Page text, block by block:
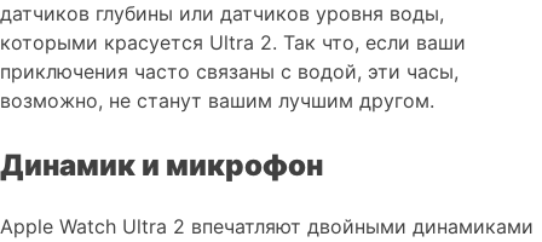
датчиков глубины или датчиков уровня воды,
которыми красуется Ultra 2. Так что, если ваши
приключения часто связаны с водой, эти часы,
возможно, не станут вашим лучшим другом.
Динамик и микрофон
Apple Watch Ultra 2 впечатляют двойными динамиками